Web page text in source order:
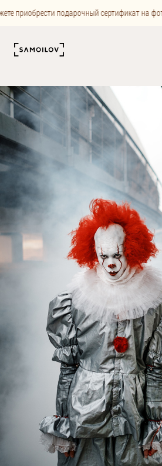
приобрести подарочный сертификат на